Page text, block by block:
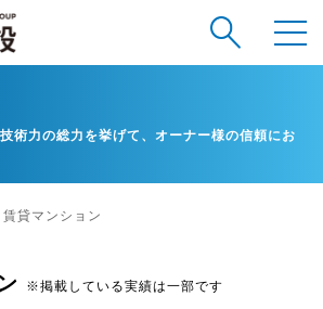
術力の総力を挙げて、オーナー様の信頼にお
賃貸マンション
※掲載している実績は一部です